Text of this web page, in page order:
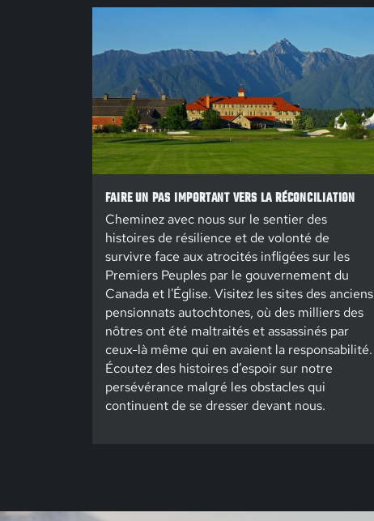
FAIRE UN PAS IMPORTANT VERS LA RÉCONCILIATION
Cheminez avec nous sur le sentier des
histoires de résilience et de volonté de
survivre face aux atrocités infligées sur les
Premiers Peuples par le gouvernement du
Canada et l'Église. Visitez les sites des anciens
pensionnats autochtones, où des milliers des
nôtres ont été maltraités et assassinés par
ceux-là même qui en avaient la responsabilité.
Écoutez des histoires d’espoir sur notre
persévérance malgré les obstacles qui
continuent de se dresser devant nous.